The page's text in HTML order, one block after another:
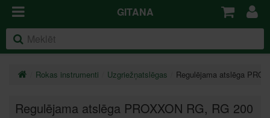
GITANA
Rokas instrumenti Uzgriežņatslēgas Regulējama atslēga
Regulējama atslēga PROXXON RG, RG 200